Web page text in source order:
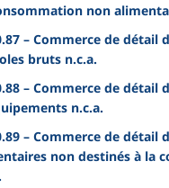
non
– Commerce de détail
bruts n.c.a.
– Commerce de détail
n.c.a.
– Commerce de détail
non destinés à la